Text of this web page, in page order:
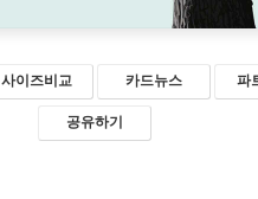
사이즈비교 카드뉴스 파
공유하기